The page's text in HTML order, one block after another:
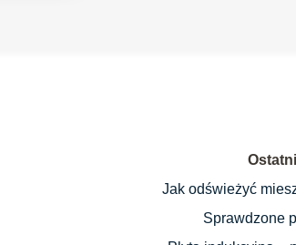
Jak odświeżyć
Sprawdzone